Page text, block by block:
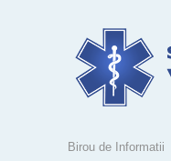
Birou de Informatii